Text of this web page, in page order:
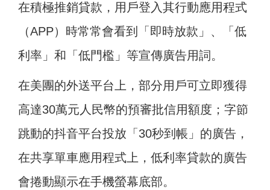
在積極推銷貸款，用戶登入其行動應用程式
（APP）時常常會看到「即時放款」、「低
利率」和「低門檻」等宣傳廣告用詞。
在美團的外送平台上，部分用戶可立即獲得
高達30萬元人民幣的預審批信用額度；字節
跳動的抖音平台投放「30秒到帳」的廣告，
在共享單車應用程式上，低利率貸款的廣告
會捲動顯示在手機螢幕底部。